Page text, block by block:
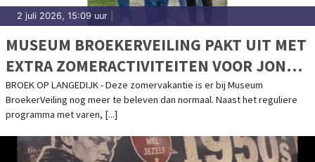
2 juli 2026, 15:09 uur
MUSEUM BROEKERVEILING PAKT UIT MET
EXTRA ZOMERACTIVITEITEN VOOR JONG
EN OUD
BROEK OP LANGEDIJK - Deze zomervakantie is er bij Museum
BroekerVeiling nog meer te beleven dan normaal. Naast het reguliere
programma met varen, [...]